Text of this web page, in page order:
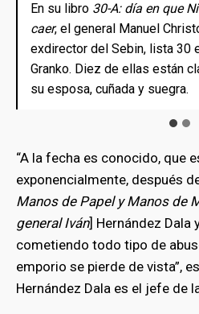
En su libro 30-A: día en que
caer, el general Manuel
exdirector del Sebin, lista 30
Granko. Diez de ellas están
su esposa, cuñada y suegra.
En su libro 30-A: día en que
caer, el general Manuel
exdirector del Sebin, lista 30
Granko. Diez de ellas están
su esposa, cuñada y suegra.
“A la fecha es conocido, que
exponencialmente, después
Manos de Papel y Manos de
general Iván] Hernández Dala
cometiendo todo tipo de
emporio se pierde de vista”,
Hernández Dala es el jefe de